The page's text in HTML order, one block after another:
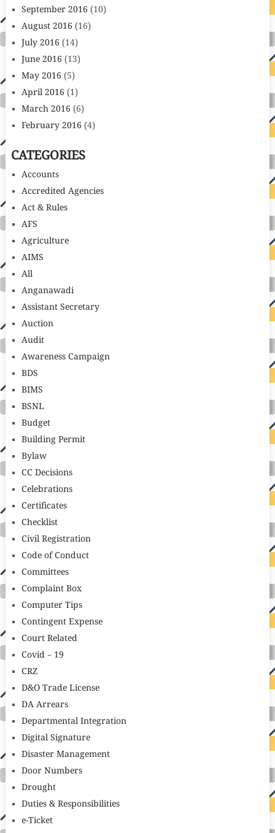
September 2016 (10)
August 2016 (16)
July 2016 (14)
June 2016 (13)
May 2016 (5)
April 2016 (1)
March 2016 (6)
February 2016 (4)
CATEGORIES
Accounts
Accredited Agencies
Act & Rules
AFS
Agriculture
AIMS
All
Anganawadi
Assistant Secretary
Auction
Audit
Awareness Campaign
BDS
BIMS
BSNL
Budget
Building Permit
Bylaw
CC Decisions
Celebrations
Certificates
Checklist
Civil Registration
Code of Conduct
Committees
Complaint Box
Computer Tips
Contingent Expense
Court Related
Covid – 19
CRZ
D&O Trade License
DA Arrears
Departmental Integration
Digital Signature
Disaster Management
Door Numbers
Drought
Duties & Responsibilities
e-Ticket